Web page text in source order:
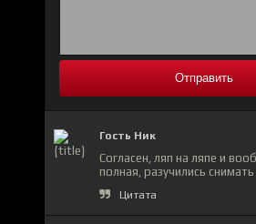
Отправить
Гость Ник
Согласен, ляп на ляпе и
полная, разучились
Цитата